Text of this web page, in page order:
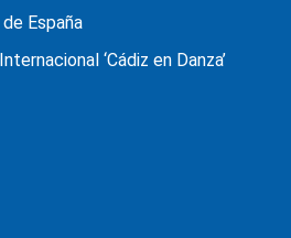
España
‘Cádiz en Danza’